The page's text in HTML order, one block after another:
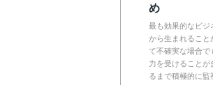
め
最も効果的なビジ
から生まれること
て不確実な場合で
力を受けること
るまで積極的に監